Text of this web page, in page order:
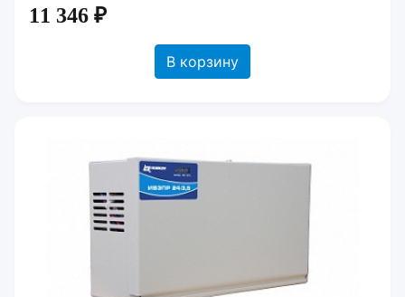
11 346 ₽
В корзину